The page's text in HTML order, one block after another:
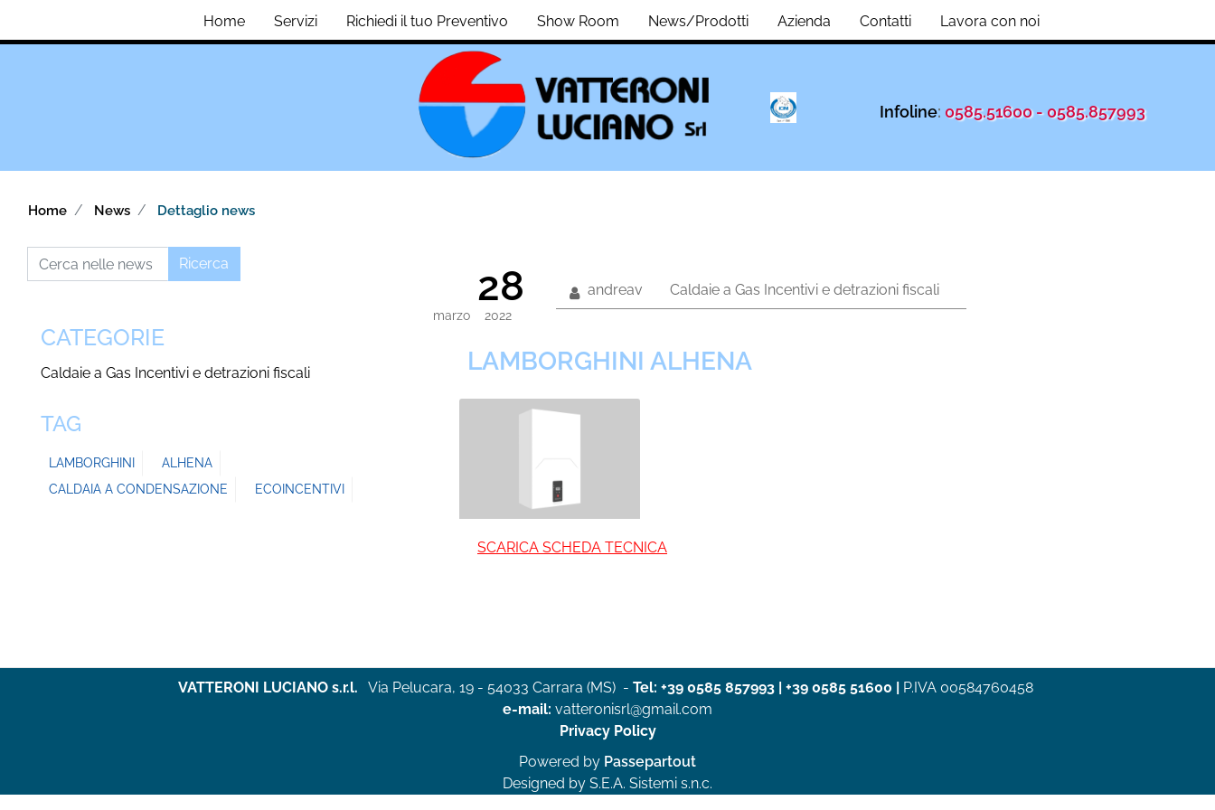
Home Servizi Richiedi il tuo Preventivo Show Room News/Prodotti Azienda Contatti Lavora con noi
Infoline: 0585.51600 - 0585.857993
Home News Dettaglio news
CATEGORIE
Caldaie a Gas Incentivi e detrazioni fiscali
TAG
LAMBORGHINI
ALHENA
CALDAIA A CONDENSAZIONE
ECOINCENTIVI
28
marzo 2022
andreav Caldaie a Gas Incentivi e detrazioni fiscali
LAMBORGHINI ALHENA
SCARICA SCHEDA TECNICA
VATTERONI LUCIANO s.r.l. Via Pelucara, 19 - 54033 Carrara (MS) - Tel: +39 0585 857993 +39 0585 51600
P.IVA 00584760458
e-mail: vatteronisrl@gmail.com
Privacy Policy
Powered by Passepartout
Designed by S.E.A. Sistemi s.n.c.